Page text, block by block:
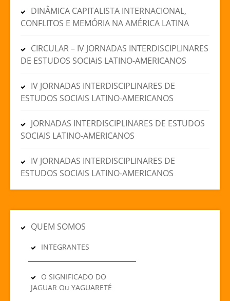
DINÂMICA CAPITALISTA INTERNACIONAL,
CONFLITOS E MEMÓRIA NA AMÉRICA LATINA
CIRCULAR – IV JORNADAS INTERDISCIPLINARES
DE ESTUDOS SOCIAiS LATINO-AMERICANOS
IV JORNADAS INTERDISCIPLINARES DE
ESTUDOS SOCIAIS LATINO-AMERICANOS
JORNADAS INTERDISCIPLINARES DE ESTUDOS
SOCIAIS LATINO-AMERICANOS
IV JORNADAS INTERDISCIPLINARES DE
ESTUDOS SOCIAIS LATINO-AMERICANOS
QUEM SOMOS
INTEGRANTES
O SIGNIFICADO DO
JAGUAR Ou YAGUARETÉ